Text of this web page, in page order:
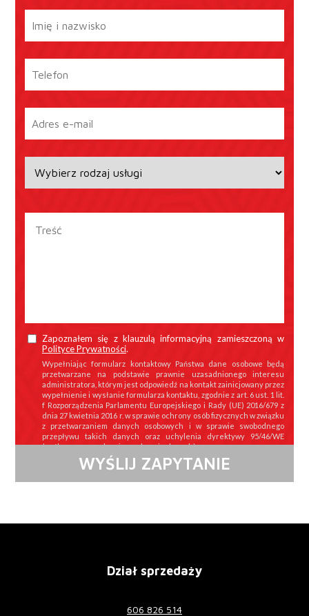
Zapoznałem się z klauzulą informacyjną zamieszczoną w
Polityce Prywatności.
Wypełniając formularz kontaktowy Państwa dane osobowe będą
przetwarzane na podstawie prawnie uzasadnionego interesu
administratora, którym jest odpowiedź na kontakt zainicjowany przez
wypełnienie i wysłanie formularza kontaktu, zgodnie z art. 6 ust. 1 lit.
f Rozporządzenia Parlamentu Europejskiego i Rady (UE) 2016/679 z
dnia 27 kwietnia 2016 r. w sprawie ochrony osób fizycznych w związku
z przetwarzaniem danych osobowych i w sprawie swobodnego
przepływu takich danych oraz uchylenia dyrektywy 95/46/WE
(ogólne rozporządzenie o ochronie danych).
Dział sprzedaży
606 826 514